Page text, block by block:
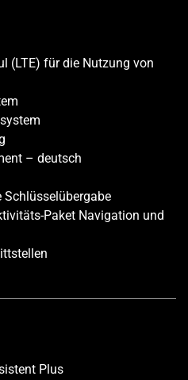
(LTE) für die Nutzung von
– deutsch
Paket Navigation und
Plus